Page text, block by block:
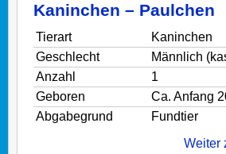
Kaninchen – Paulchen
Tierart
Kaninchen
Geschlecht
Männlich
Anzahl
1
Geboren
Ca. Anfang
Abgabegrund
Fundtier
Weiter